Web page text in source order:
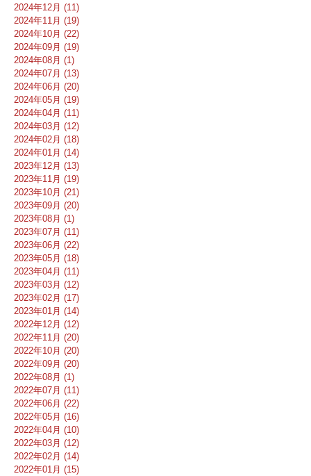
2024年12月 (11)
2024年11月 (19)
2024年10月 (22)
2024年09月 (19)
2024年08月 (1)
2024年07月 (13)
2024年06月 (20)
2024年05月 (19)
2024年04月 (11)
2024年03月 (12)
2024年02月 (18)
2024年01月 (14)
2023年12月 (13)
2023年11月 (19)
2023年10月 (21)
2023年09月 (20)
2023年08月 (1)
2023年07月 (11)
2023年06月 (22)
2023年05月 (18)
2023年04月 (11)
2023年03月 (12)
2023年02月 (17)
2023年01月 (14)
2022年12月 (12)
2022年11月 (20)
2022年10月 (20)
2022年09月 (20)
2022年08月 (1)
2022年07月 (11)
2022年06月 (22)
2022年05月 (16)
2022年04月 (10)
2022年03月 (12)
2022年02月 (14)
2022年01月 (15)